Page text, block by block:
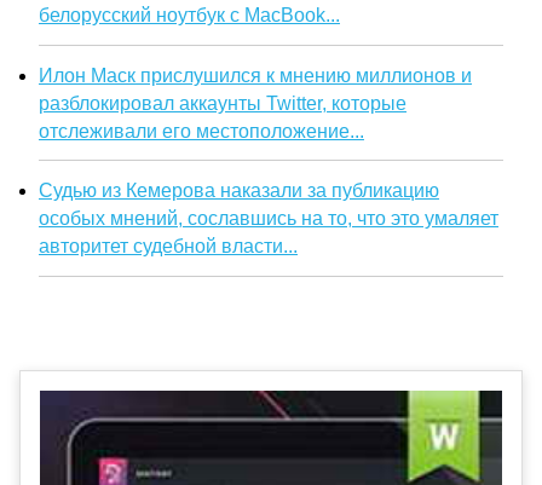
белорусский ноутбук с MacBook...
Илон Маск прислушился к мнению миллионов и
разблокировал аккаунты Twitter, которые
отслеживали его местоположение...
Судью из Кемерова наказали за публикацию
особых мнений, сославшись на то, что это умаляет
авторитет судебной власти...